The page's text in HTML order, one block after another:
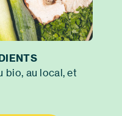
bio, au local, et